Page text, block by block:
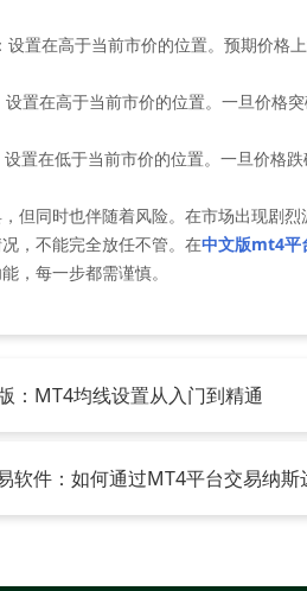
在高于当前市价的位置。预期价格上
在高于当前市价的位置。一旦价格突
在低于当前市价的位置。一旦价格跌
同时也伴随着风险。在市场出现剧烈
，不能完全放任不管。在中文版mt4平
，每一步都需谨慎。
：MT4均线设置从入门到精通
件：如何通过MT4平台交易纳斯